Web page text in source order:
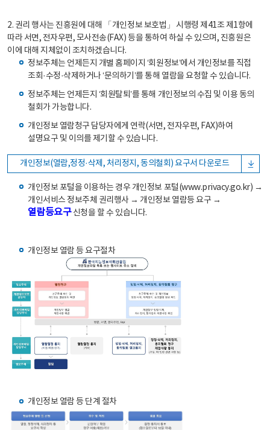
2. 권리 행사는 진흥원에 대해 「개인정보 보호법」 시행령 제41조 제1항에
따라 서면, 전자우편, 모사전송(FAX) 등을 통하여 하실 수 있으며, 진흥원은
이에 대해 지체없이 조치하겠습니다.
정보주체는 언제든지 개별 홈페이지 ‘회원정보’에서 개인정보를 직접
조회·수정·삭제하거나 ‘문의하기’를 통해 열람을 요청할 수 있습니다.
정보주체는 언제든지 ‘회원탈퇴’를 통해 개인정보의 수집 및 이용 동의
철회가 가능합니다.
개인정보 열람청구 담당자에게 연락(서면, 전자우편, FAX)하여
설명요구 및 이의를 제기할 수 있습니다.
개인정보(열람,정정·삭제, 처리정지, 동의철회) 요구서 다운로드
개인정보 포털을 이용하는 경우 개인정보 포털(www.privacy.go.kr) →
개인서비스 정보주체 권리행사 → 개인정보 열람등 요구 →
열람등요구신청을 할 수 있습니다.
개인정보 열람 등 요구절차
개인정보 열람 등 단계 절차